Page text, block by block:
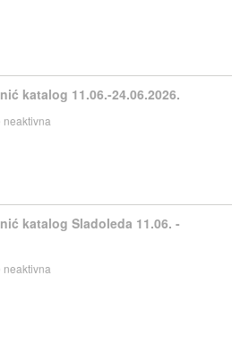
katalog 11.06.-24.06.2026.
neaktivna
katalog Sladoleda 11.06. -
neaktivna